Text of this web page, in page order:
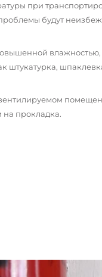
при
будут
влажностью,
штукатурка,
на прокладка.